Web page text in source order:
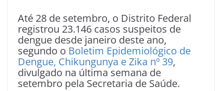
Até 28 de setembro, o Distrito Federal
registrou 23.146 casos suspeitos de
dengue desde janeiro deste ano,
segundo o Boletim Epidemiológico de
Dengue, Chikungunya e Zika nº 39,
divulgado na última semana de
setembro pela Secretaria de Saúde.